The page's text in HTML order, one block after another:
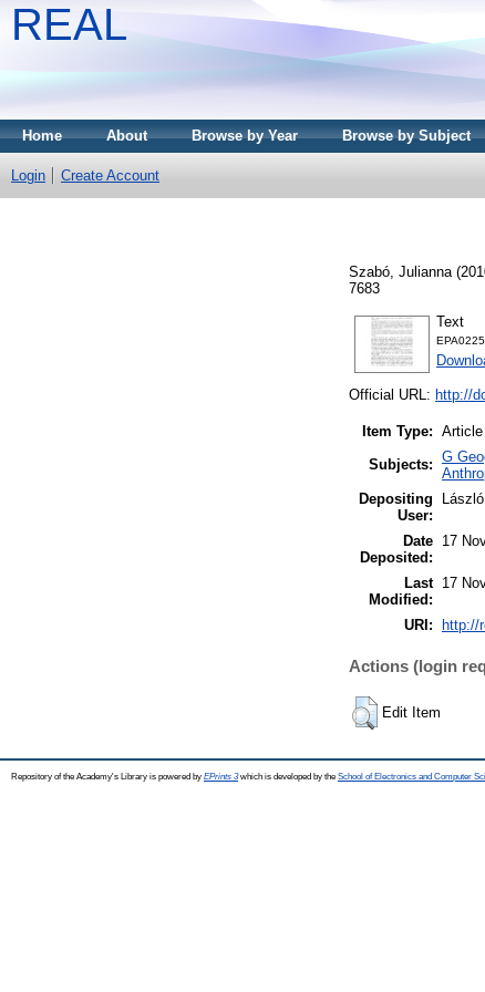
REAL
Home About Browse by Year Browse by Subject
Login Create Account
Szabó, Julianna
7683
Text
Official URL: http://
Item Type: Article
Subjects: G
Depositing
User:
Date
Deposited:
17
Last
Modified:
17
URI: http://
Actions (login
Edit Item
Repository of the Academy's Library is powered by EPrints 3which is developed by the School of Electronics and Computer